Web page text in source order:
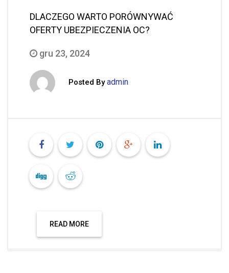
DLACZEGO WARTO PORÓWNYWAĆ
OFERTY UBEZPIECZENIA OC?
gru 23, 2024
Posted By admin
READ MORE